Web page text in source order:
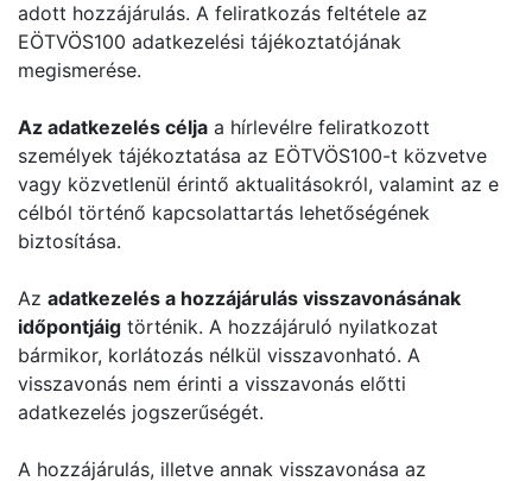
adott hozzájárulás. A feliratkozás feltétele az
EÖTVÖS100 adatkezelési tájékoztatójának
megismerése.
Az adatkezelés célja a hírlevélre feliratkozott
személyek tájékoztatása az EÖTVÖS100-t közvetve
vagy közvetlenül érintő aktualitásokról, valamint az e
célból történő kapcsolattartás lehetőségének
biztosítása.
Az adatkezelés a hozzájárulás visszavonásának
időpontjáig történik. A hozzájáruló nyilatkozat
bármikor, korlátozás nélkül visszavonható. A
visszavonás nem érinti a visszavonás előtti
adatkezelés jogszerűségét.
A hozzájárulás, illetve annak visszavonása az